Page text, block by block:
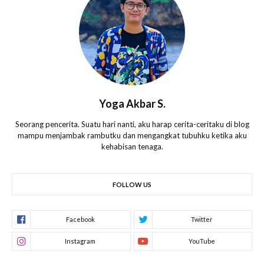
Yoga Akbar S.
Seorang pencerita. Suatu hari nanti, aku harap cerita-ceritaku di blog
mampu menjambak rambutku dan mengangkat tubuhku ketika aku
kehabisan tenaga.
FOLLOW US